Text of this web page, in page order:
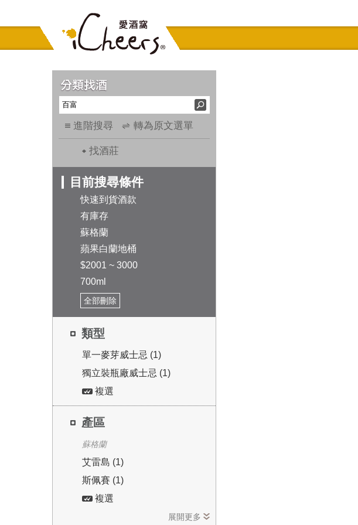
進階搜尋 轉為原文選單
找酒莊
目前搜尋條件
快速到貨酒款
有庫存
蘇格蘭
蘋果白蘭地桶
$2001 ~ 3000
700ml
全部刪除
類型
單一麥芽威士忌 (1)
獨立裝瓶廠威士忌 (1)
複選
產區
蘇格蘭
艾雷島 (1)
斯佩賽 (1)
複選
展開更多